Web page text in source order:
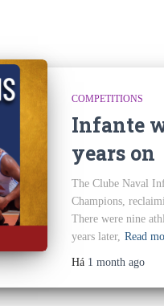
COMPETITIONS
Infante
years on
The Clube Naval
Champions,
There were nine
years later, Read
Há 1 month ago